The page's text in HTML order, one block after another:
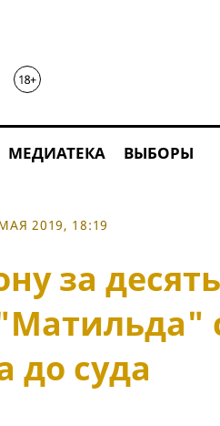
МЕДИАТЕКА ВЫБОРЫ
2019, 18:19
за десять
до суда